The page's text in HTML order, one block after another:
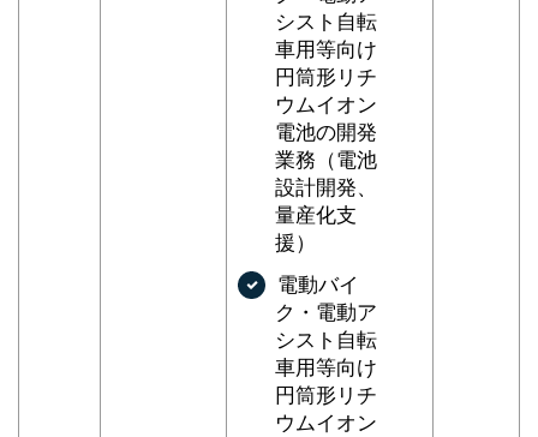
シスト自転
車用等向け
円筒形リチ
ウムイオン
電池の開発
業務（電池
設計開発、
量産化支
援）
電動バイ
ク・電動ア
シスト自転
車用等向け
円筒形リチ
ウムイオン